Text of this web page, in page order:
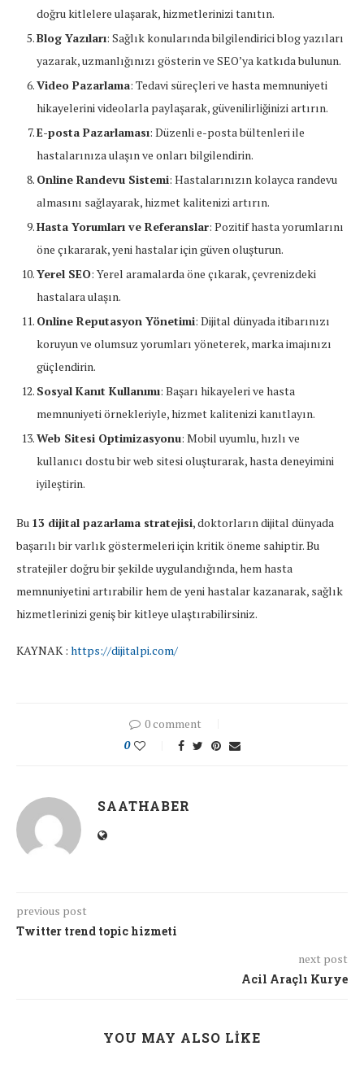
doğru kitlelere ulaşarak, hizmetlerinizi tanıtın.
Blog Yazıları: Sağlık konularında bilgilendirici blog yazıları
yazarak, uzmanlığınızı gösterin ve SEO’ya katkıda bulunun.
Video Pazarlama: Tedavi süreçleri ve hasta memnuniyeti
hikayelerini videolarla paylaşarak, güvenilirliğinizi artırın.
E-posta Pazarlaması: Düzenli e-posta bültenleri ile
hastalarınıza ulaşın ve onları bilgilendirin.
Online Randevu Sistemi: Hastalarınızın kolayca randevu
almasını sağlayarak, hizmet kalitenizi artırın.
Hasta Yorumları ve Referanslar: Pozitif hasta yorumlarını
öne çıkararak, yeni hastalar için güven oluşturun.
Yerel SEO: Yerel aramalarda öne çıkarak, çevrenizdeki
hastalara ulaşın.
Online Reputasyon Yönetimi: Dijital dünyada itibarınızı
koruyun ve olumsuz yorumları yöneterek, marka imajınızı
güçlendirin.
Sosyal Kanıt Kullanımı: Başarı hikayeleri ve hasta
memnuniyeti örnekleriyle, hizmet kalitenizi kanıtlayın.
Web Sitesi Optimizasyonu: Mobil uyumlu, hızlı ve
kullanıcı dostu bir web sitesi oluşturarak, hasta deneyimini
iyileştirin.
Bu 13 dijital pazarlama stratejisi, doktorların dijital dünyada
başarılı bir varlık göstermeleri için kritik öneme sahiptir. Bu
stratejiler doğru bir şekilde uygulandığında, hem hasta
memnuniyetini artırabilir hem de yeni hastalar kazanarak, sağlık
hizmetlerinizi geniş bir kitleye ulaştırabilirsiniz.
KAYNAK : https://dijitalpi.com/
0 comment
0
SAATHABER
previous post
Twitter trend topic hizmeti
next post
Acil Araçlı Kurye
YOU MAY ALSO LIKE